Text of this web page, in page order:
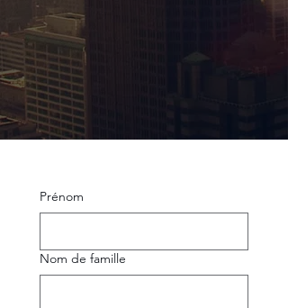
Prénom
Nom de famille